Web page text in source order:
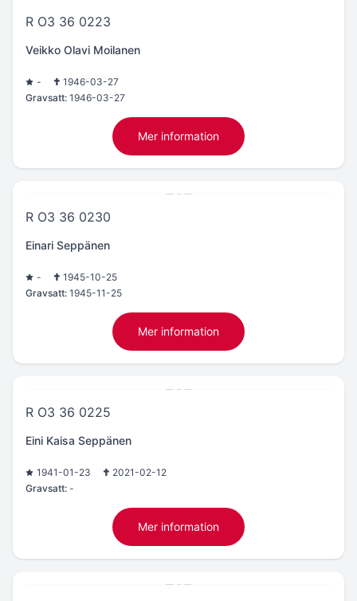
R O3 36 0223
Veikko Olavi Moilanen
-
1946-03-27
Gravsatt: 1946-03-27
Mer information
R O3 36 0230
Einari Seppänen
-
1945-10-25
Gravsatt: 1945-11-25
Mer information
R O3 36 0225
Eini Kaisa Seppänen
1941-01-23
2021-02-12
Gravsatt: -
Mer information